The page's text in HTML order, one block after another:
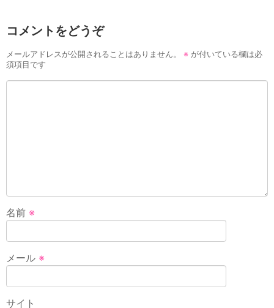
コメントをどうぞ
メールアドレスが公開されることはありません。 ※ が付いている欄は必
須項目です
名前 ※
メール ※
サイト